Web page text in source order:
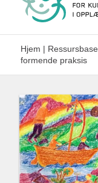
Hjem | Ressursbase
formende praksis